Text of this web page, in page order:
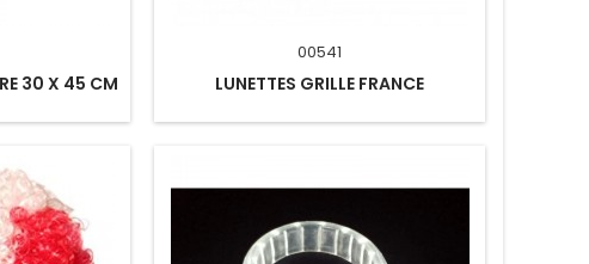
30 X 45 CM
00541
LUNETTES GRILLE FRANCE